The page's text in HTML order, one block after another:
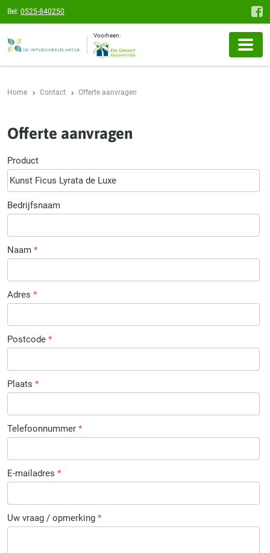
Bel: 0525-840250
Voorheen:
Home Contact Offerte aanvragen
Offerte aanvragen
Product
Bedrijfsnaam
Naam *
Adres *
Postcode *
Plaats *
Telefoonnummer *
E-mailadres *
Uw vraag / opmerking *